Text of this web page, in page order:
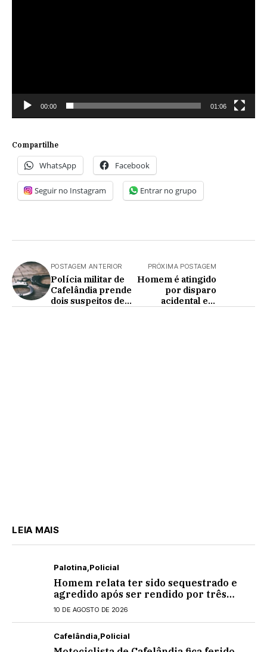
00:00 01:06
Compartilhe
WhatsApp Facebook
Seguir no Instagram Entrar no grupo
POSTAGEM ANTERIOR
Polícia militar de
Cafelândia prende
dois suspeitos de
PRÓXIMA POSTAGEM
Homem é atingido
por disparo
acidental em
LEIA MAIS
Palotina Policial
Homem relata ter sido sequestrado e
agredido após ser rendido por três
indivíduos em Palotina
10 DE AGOSTO DE 2026
Cafelândia Policial